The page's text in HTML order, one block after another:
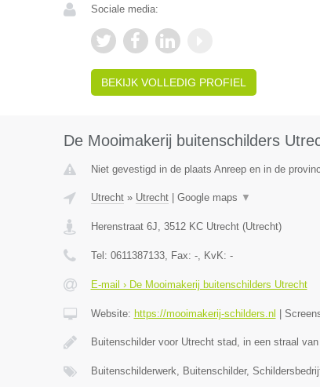
Sociale media:
BEKIJK VOLLEDIG PROFIEL
De Mooimakerij buitenschilders
Niet gevestigd in de plaats Anreep en in de
Utrecht» Utrecht| Google maps ▼
Herenstraat 6J, 3512 KC Utrecht(Utrecht)
Tel: 0611387133, Fax: -, KvK: -
E-mail › De Mooimakerij buitenschilders Utrecht
Website: https://mooimakerij-schilders.nl
Buitenschilder voor Utrecht stad, in een straal
Buitenschilderwerk, Buitenschilder,